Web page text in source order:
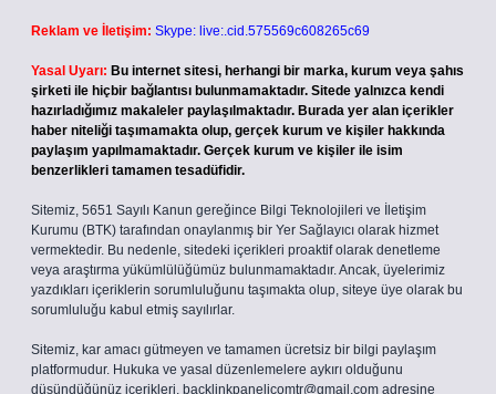
Reklam ve İletişim: Skype: live:.cid.575569c608265c69
Yasal Uyarı: Bu internet sitesi, herhangi bir marka, kurum veya şahıs
şirketi ile hiçbir bağlantısı bulunmamaktadır. Sitede yalnızca kendi
hazırladığımız makaleler paylaşılmaktadır. Burada yer alan içerikler
haber niteliği taşımamakta olup, gerçek kurum ve kişiler hakkında
paylaşım yapılmamaktadır. Gerçek kurum ve kişiler ile isim
benzerlikleri tamamen tesadüfidir.
Sitemiz, 5651 Sayılı Kanun gereğince Bilgi Teknolojileri ve İletişim
Kurumu (BTK) tarafından onaylanmış bir Yer Sağlayıcı olarak hizmet
vermektedir. Bu nedenle, sitedeki içerikleri proaktif olarak denetleme
veya araştırma yükümlülüğümüz bulunmamaktadır. Ancak, üyelerimiz
yazdıkları içeriklerin sorumluluğunu taşımakta olup, siteye üye olarak bu
sorumluluğu kabul etmiş sayılırlar.
Sitemiz, kar amacı gütmeyen ve tamamen ücretsiz bir bilgi paylaşım
platformudur. Hukuka ve yasal düzenlemelere aykırı olduğunu
düşündüğünüz içerikleri, backlinkpanelicomtr@gmail.com adresine